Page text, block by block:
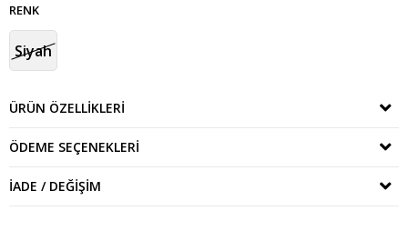
RENK
Siyah
ÜRÜN ÖZELLIKLERI
ÖDEME SEÇENEKLERI
İADE / DEĞIŞIM